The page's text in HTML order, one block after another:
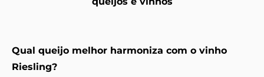
Qual queijo melhor harmoniza com o vinho
Riesling?